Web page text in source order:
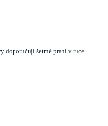
doporučují šetrné praní v ruce.